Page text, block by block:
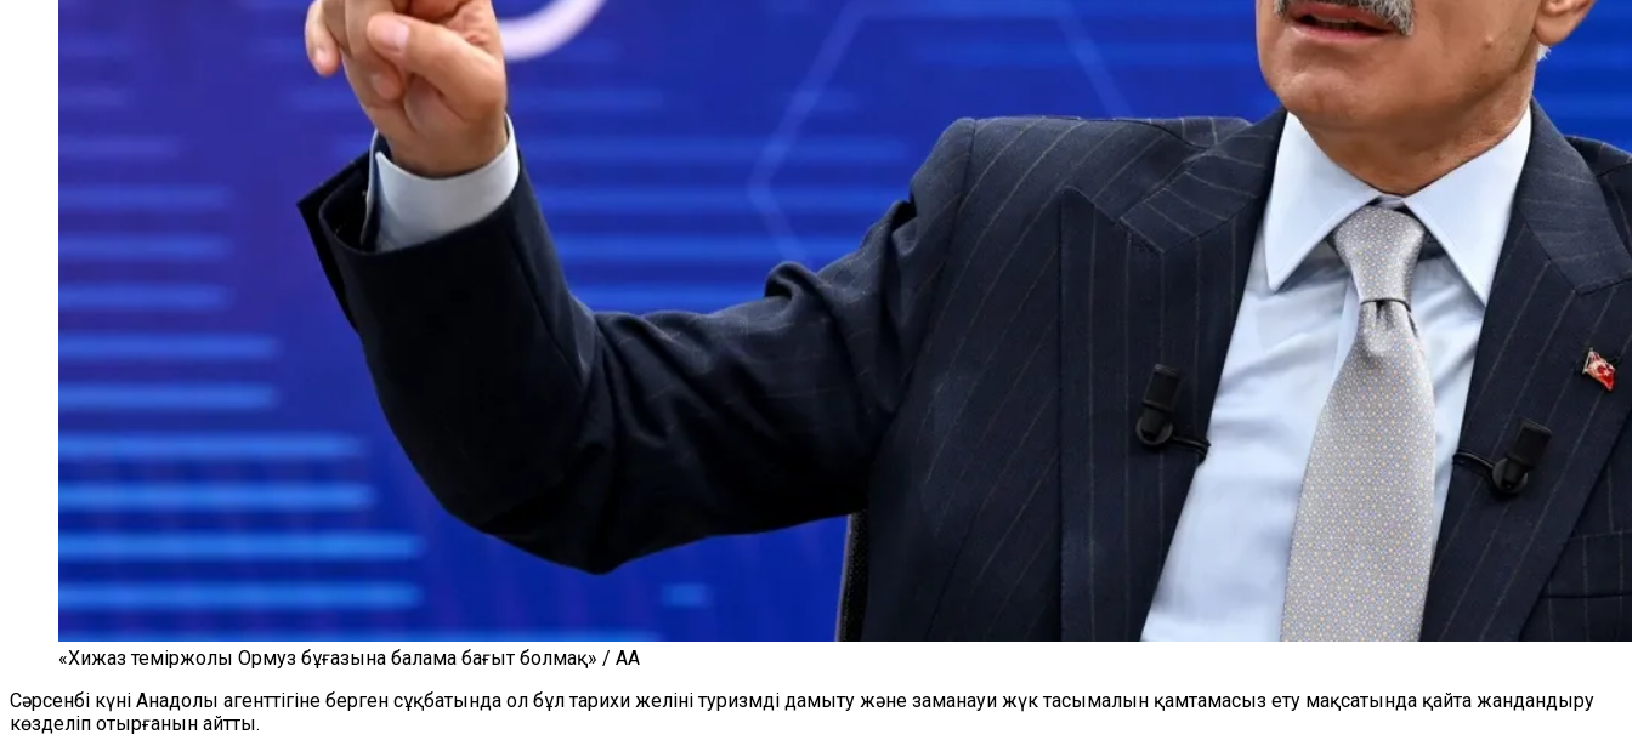
«Хижаз теміржолы Ормуз бұғазына балама бағыт болмақ» / AA
Сәрсенбі күні Анадолы агенттігіне берген сұқбатында ол бұл тарихи желіні туризмді дамыту және заманауи жүк тасымалын қамтамасыз ету мақсатында қайта жандандыру
көзделіп отырғанын айтты.